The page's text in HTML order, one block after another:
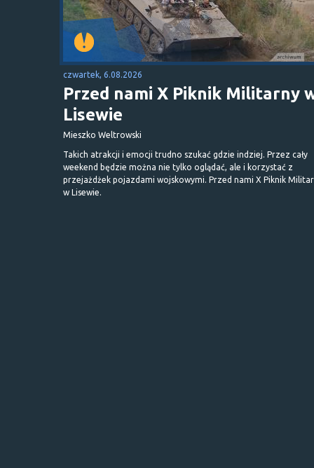
czwartek, 6.08.2026
Przed nami X Piknik Militarny
Lisewie
Mieszko Weltrowski
Takich atrakcji i emocji trudno szukać gdzie indziej. Przez cały
weekend będzie można nie tylko oglądać, ale i korzystać z
przejażdżek pojazdami wojskowymi. Przed nami X Piknik
w Lisewie.